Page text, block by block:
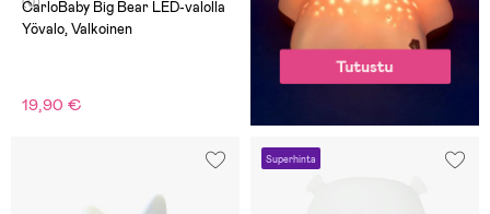
CarloBaby Big Bear LED-valolla
Yövalo, Valkoinen
19,90 €
Superhinta